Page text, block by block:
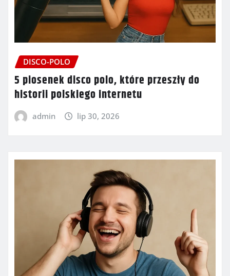
DISCO-POLO
5 piosenek disco polo, które przeszły do
historii polskiego internetu
admin lip 30, 2026